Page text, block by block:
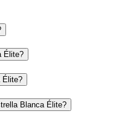
Élite?
Élite?
Blanca Élite?